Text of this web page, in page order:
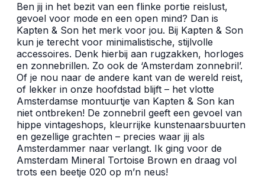
Ben jij in het bezit van een flinke portie reislust,
gevoel voor mode en een open mind? Dan is
Kapten & Son het merk voor jou. Bij Kapten & Son
kun je terecht voor minimalistische, stijlvolle
accessoires. Denk hierbij aan rugzakken, horloges
en zonnebrillen. Zo ook de ‘Amsterdam zonnebril’.
Of je nou naar de andere kant van de wereld reist,
of lekker in onze hoofdstad blijft – het vlotte
Amsterdamse montuurtje van Kapten & Son kan
niet ontbreken! De zonnebril geeft een gevoel van
hippe vintageshops, kleurrijke kunstenaarsbuurten
en gezellige grachten – precies waar jij als
Amsterdammer naar verlangt. Ik ging voor de
Amsterdam Mineral Tortoise Brown en draag vol
trots een beetje 020 op m’n neus!